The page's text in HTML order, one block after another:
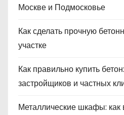
Москве и Подмосковье
Как сделать прочную
участке
Как правильно купить
застройщиков и частных
Металлические шкафы: